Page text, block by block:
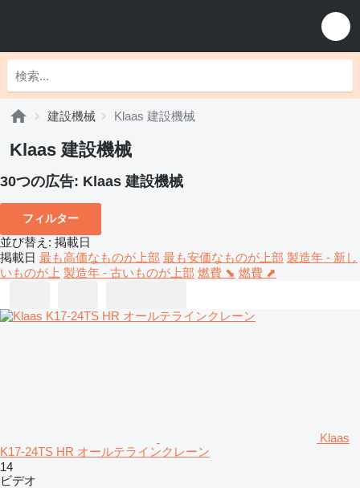
建設機械 Klaas 建設機械
Klaas 建設機械
30つの広告: Klaas 建設機械
フィルター
並び替え : 掲載日
掲載日 最も高価なものが上部 最も安価なものが上部 製造年 - 新し
いものが上 製造年 - 古いものが上部 燃費 ⬊ 燃費 ⬈
Klaas
K17-24TS HR オールテラインクレーン
14
ビデオ